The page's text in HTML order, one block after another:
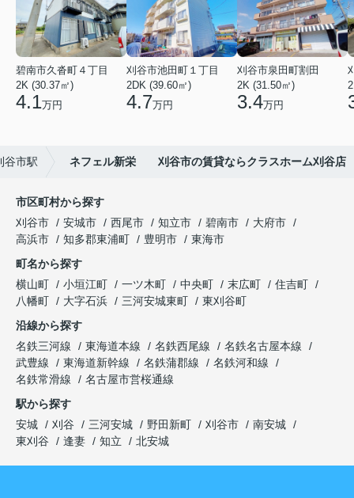
碧南市久沓町４丁目
2K (30.37㎡)
4.1万円
刈谷市池田町１丁目
2DK (39.60㎡)
4.7万円
刈谷市泉田町割田
2K (31.50㎡)
3.4万円
谷市駅 ネフェル新栄 刈谷市の賃貸ならクラスホーム刈谷店
市区町村から探す
刈谷市
安城市 西尾市 知立市 碧南市
大府市
高浜市
知多郡東浦町 豊明市
東海市
町名から探す
横山町
小垣江町 一ツ木町 中央町 末広町
住吉町
八幡町
大字石浜 三河安城東町
東刈谷町
沿線から探す
名鉄三河線
東海道本線 名鉄西尾線
名鉄名古屋本線
武豊線
東海道新幹線 名鉄蒲郡線
名鉄河和線
名鉄常滑線
名古屋市営桜通線
駅から探す
安城
刈谷 三河安城 野田新町 刈谷市
南安城
東刈谷
逢妻 知立 北安城